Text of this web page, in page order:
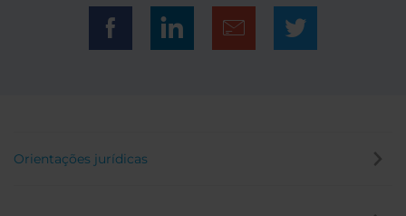
Orientações jurídicas